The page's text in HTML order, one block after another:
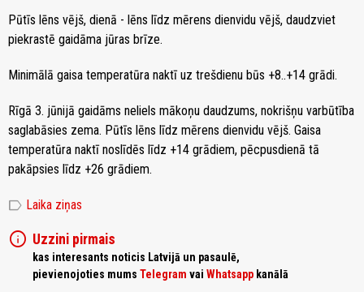
Pūtīs lēns vējš, dienā - lēns līdz mērens dienvidu vējš, daudzviet
piekrastē gaidāma jūras brīze.
Minimālā gaisa temperatūra naktī uz trešdienu būs +8..+14 grādi.
Rīgā 3. jūnijā gaidāms neliels mākoņu daudzums, nokrišņu varbūtība
saglabāsies zema. Pūtīs lēns līdz mērens dienvidu vējš. Gaisa
temperatūra naktī noslīdēs līdz +14 grādiem, pēcpusdienā tā
pakāpsies līdz +26 grādiem.
label Laika ziņas
info Uzzini pirmais
kas interesants noticis Latvijā un pasaulē,
pievienojoties mums Telegram vai Whatsapp kanālā